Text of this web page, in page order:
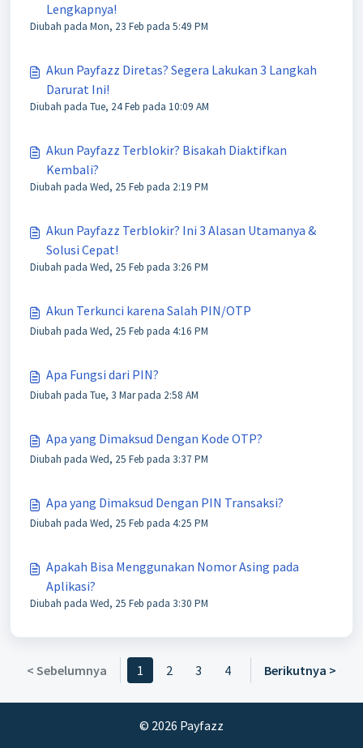
Lengkapnya!
Diubah pada Mon, 23 Feb pada 5:49 PM
Akun Payfazz Diretas? Segera Lakukan 3 Langkah
Darurat Ini!
Diubah pada Tue, 24 Feb pada 10:09 AM
Akun Payfazz Terblokir? Bisakah Diaktifkan
Kembali?
Diubah pada Wed, 25 Feb pada 2:19 PM
Akun Payfazz Terblokir? Ini 3 Alasan Utamanya &
Solusi Cepat!
Diubah pada Wed, 25 Feb pada 3:26 PM
Akun Terkunci karena Salah PIN/OTP
Diubah pada Wed, 25 Feb pada 4:16 PM
Apa Fungsi dari PIN?
Diubah pada Tue, 3 Mar pada 2:58 AM
Apa yang Dimaksud Dengan Kode OTP?
Diubah pada Wed, 25 Feb pada 3:37 PM
Apa yang Dimaksud Dengan PIN Transaksi?
Diubah pada Wed, 25 Feb pada 4:25 PM
Apakah Bisa Menggunakan Nomor Asing pada
Aplikasi?
Diubah pada Wed, 25 Feb pada 3:30 PM
< Sebelumnya 1 2 3 4 Berikutnya >
© 2026 Payfazz